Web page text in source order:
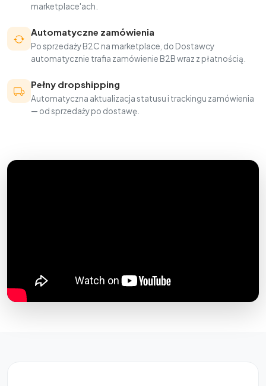
marketplace'ach.
Automatyczne zamówienia
Po sprzedaży B2C na marketplace, do Dostawcy
automatycznie trafia zamówienie B2B wraz z płatnością.
Pełny dropshipping
Automatyczna aktualizacja statusu i trackingu zamówienia
— od sprzedaży po dostawę.